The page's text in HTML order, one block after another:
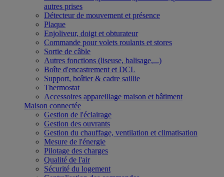
autres prises
Détecteur de mouvement et présence
Plaque
Enjoliveur, doigt et obturateur
Commande pour volets roulants et stores
Sortie de câble
Autres fonctions (liseuse, balisage,...)
Boîte d'encastrement et DCL
Support, boîtier & cadre saillie
Thermostat
Accessoires appareillage maison et bâtiment
Maison connectée
Gestion de l'éclairage
Gestion des ouvrants
Gestion du chauffage, ventilation et climatisation
Mesure de l'énergie
Pilotage des charges
Qualité de l'air
Sécurité du logement